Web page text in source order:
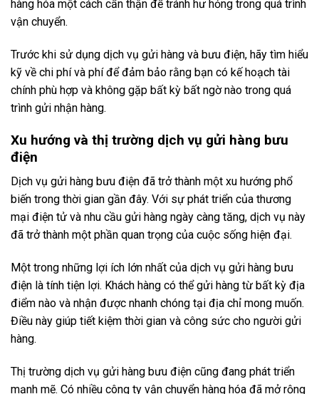
hàng hóa một cách cẩn thận để tránh hư hỏng trong quá trình
vận chuyển.
Trước khi sử dụng dịch vụ gửi hàng và bưu điện, hãy tìm hiểu
kỹ về chi phí và phí để đảm bảo rằng bạn có kế hoạch tài
chính phù hợp và không gặp bất kỳ bất ngờ nào trong quá
trình gửi nhận hàng.
Xu hướng và thị trường dịch vụ gửi hàng bưu
điện
Dịch vụ gửi hàng bưu điện đã trở thành một xu hướng phổ
biến trong thời gian gần đây. Với sự phát triển của thương
mại điện tử và nhu cầu gửi hàng ngày càng tăng, dịch vụ này
đã trở thành một phần quan trọng của cuộc sống hiện đại.
Một trong những lợi ích lớn nhất của dịch vụ gửi hàng bưu
điện là tính tiện lợi. Khách hàng có thể gửi hàng từ bất kỳ địa
điểm nào và nhận được nhanh chóng tại địa chỉ mong muốn.
Điều này giúp tiết kiệm thời gian và công sức cho người gửi
hàng.
Thị trường dịch vụ gửi hàng bưu điện cũng đang phát triển
mạnh mẽ. Có nhiều công ty vận chuyển hàng hóa đã mở rộng